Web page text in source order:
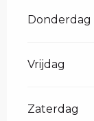
Donderdag
Vrijdag
Zaterdag